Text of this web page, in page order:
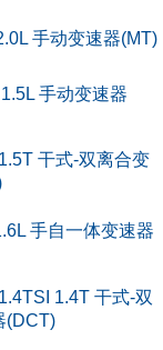
手动变速器(MT)
手动变速器
干式-双离合变
手自一体变速器
1.4T 干式-双
(DCT)